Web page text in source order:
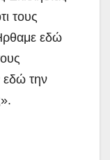
τους
εδώ
την